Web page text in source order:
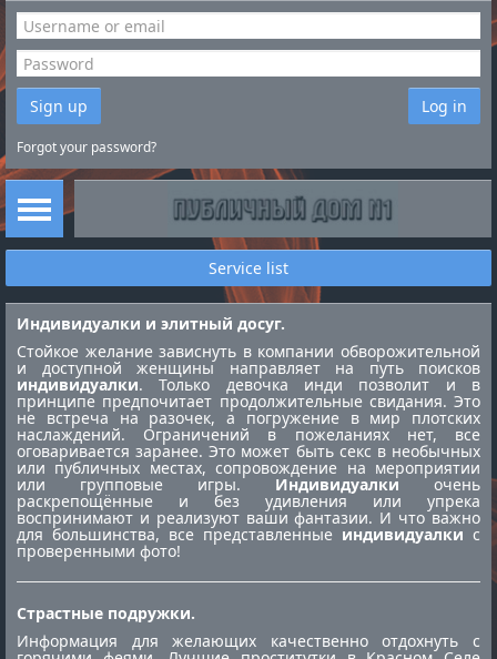
Sign up Log in
Forgot your password?
Service list
Индивидуалки и элитный досуг.
Стойкое желание зависнуть в компании обворожительной
и доступной женщины направляет на путь поисков
индивидуалки. Только девочка инди позволит и в
принципе предпочитает продолжительные свидания. Это
не встреча на разочек, а погружение в мир плотских
наслаждений. Ограничений в пожеланиях нет, все
оговаривается заранее. Это может быть секс в необычных
или публичных местах, сопровождение на мероприятии
или групповые игры. Индивидуалки очень
раскрепощённые и без удивления или упрека
воспринимают и реализуют ваши фантазии. И что важно
для большинства, все представленные индивидуалки с
проверенными фото!
Страстные подружки.
Информация для желающих качественно отдохнуть с